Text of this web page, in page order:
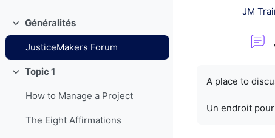
Replier
Généralités
JusticeMakers Forum
Replier
Topic 1
How to Manage a Project
The Eight Affirmations
JM
A place to
Un endroit